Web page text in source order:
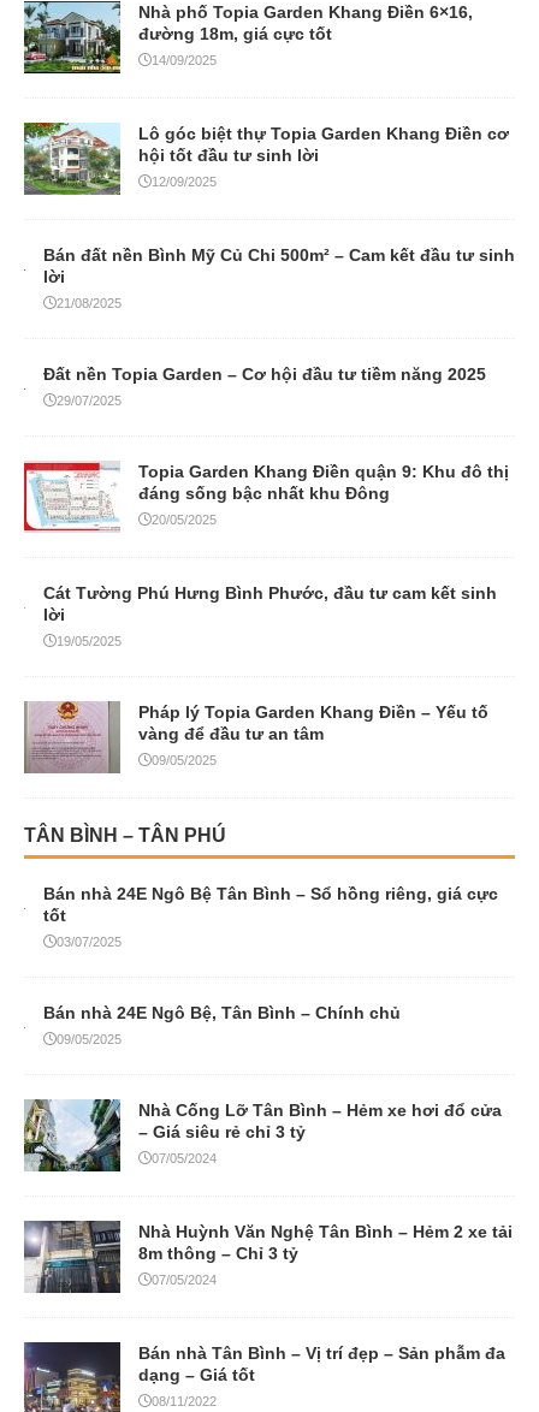
Nhà phố Topia Garden Khang Điền 6×16,
đường 18m, giá cực tốt
14/09/2025
Lô góc biệt thự Topia Garden Khang Điền cơ
hội tốt đầu tư sinh lời
12/09/2025
Bán đất nền Bình Mỹ Củ Chi 500m² – Cam kết đầu tư sinh
lời
21/08/2025
Đất nền Topia Garden – Cơ hội đầu tư tiềm năng 2025
29/07/2025
Topia Garden Khang Điền quận 9: Khu đô thị
đáng sống bậc nhất khu Đông
20/05/2025
Cát Tường Phú Hưng Bình Phước, đầu tư cam kết sinh
lời
19/05/2025
Pháp lý Topia Garden Khang Điền – Yếu tố
vàng để đầu tư an tâm
09/05/2025
TÂN BÌNH – TÂN PHÚ
Bán nhà 24E Ngô Bệ Tân Bình – Sổ hồng riêng, giá cực
tốt
03/07/2025
Bán nhà 24E Ngô Bệ, Tân Bình – Chính chủ
09/05/2025
Nhà Cống Lỡ Tân Bình – Hẻm xe hơi đổ cửa
– Giá siêu rẻ chỉ 3 tỷ
07/05/2024
Nhà Huỳnh Văn Nghệ Tân Bình – Hẻm 2 xe tải
8m thông – Chỉ 3 tỷ
07/05/2024
Bán nhà Tân Bình – Vị trí đẹp – Sản phẫm đa
dạng – Giá tốt
08/11/2022